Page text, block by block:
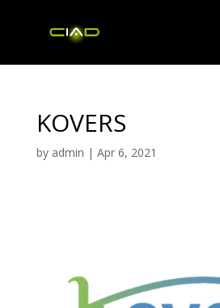
KOVERS
by admin | Apr 6, 2021